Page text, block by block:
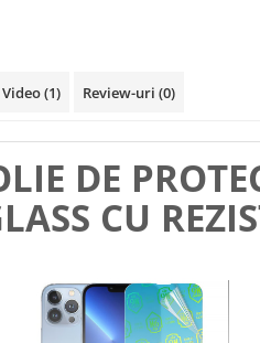
Video(1) Review-uri (0)
DE
CU